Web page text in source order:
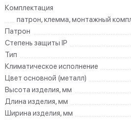
Комплектация
патрон, клемма, монтажный
Патрон
Степень защиты IP
Тип
Климатическое исполнение
Цвет основной (металл)
Высота изделия, мм
Длина изделия, мм
Ширина изделия, мм